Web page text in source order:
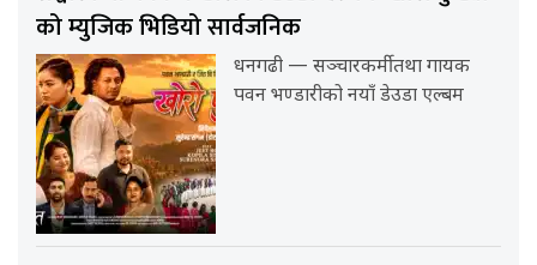
को म्युजिक भिडियो सार्वजनिक
धनगढी — सञ्चारकर्मी तथा गायक
पवन भण्डारीको नयाँ डेउडा एल्बम